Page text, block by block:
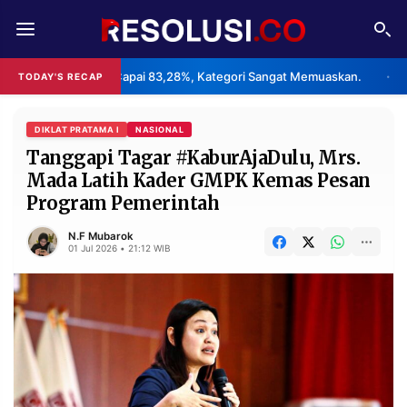
TODAY'S RECAP
Capai 83,28%, Kategori Sangat Memuaskan. • Klaster
REDAKSI TENTANG
RESOLUSI IKLAN
RUBRIKASI
EDITORIAL AKSARA
FINANSIA PERSONA
DAERAH NASIONAL
MANCA
INFORMASI
DIKLAT PRATAMA I NASIONAL
Tanggapi Tagar #KaburAjaDulu, Mrs.
Mada Latih Kader GMPK Kemas Pesan
Program Pemerintah
N.F Mubarok
01 Jul 2026 • 21:12 WIB